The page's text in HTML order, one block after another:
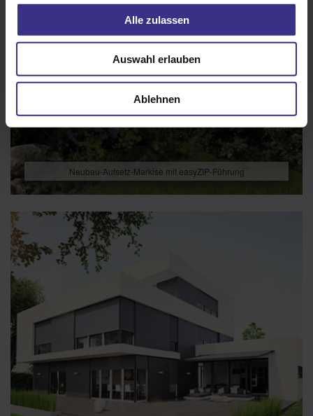
Alle zulassen
Auswahl erlauben
Ablehnen
Neubau-Aufsetz-Markise mit easyZIP-Führung